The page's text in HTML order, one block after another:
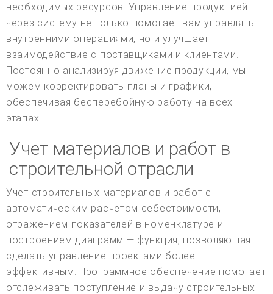
необходимых ресурсов. Управление продукцией
через систему не только помогает вам управлять
внутренними операциями, но и улучшает
взаимодействие с поставщиками и клиентами.
Постоянно анализируя движение продукции, мы
можем корректировать планы и графики,
обеспечивая бесперебойную работу на всех
этапах.
Учет материалов и работ в
строительной отрасли
Учет строительных материалов и работ с
автоматическим расчетом себестоимости,
отражением показателей в номенклатуре и
построением диаграмм — функция, позволяющая
сделать управление проектами более
эффективным. Программное обеспечение помогает
отслеживать поступление и выдачу строительных